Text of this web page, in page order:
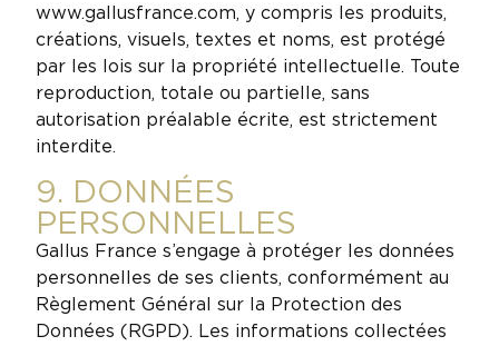
www.gallusfrance.com, y compris les produits,
créations, visuels, textes et noms, est protégé
par les lois sur la propriété intellectuelle. Toute
reproduction, totale ou partielle, sans
autorisation préalable écrite, est strictement
interdite.
9. DONNÉES
PERSONNELLES
Gallus France s’engage à protéger les données
personnelles de ses clients, conformément au
Règlement Général sur la Protection des
Données (RGPD). Les informations collectées